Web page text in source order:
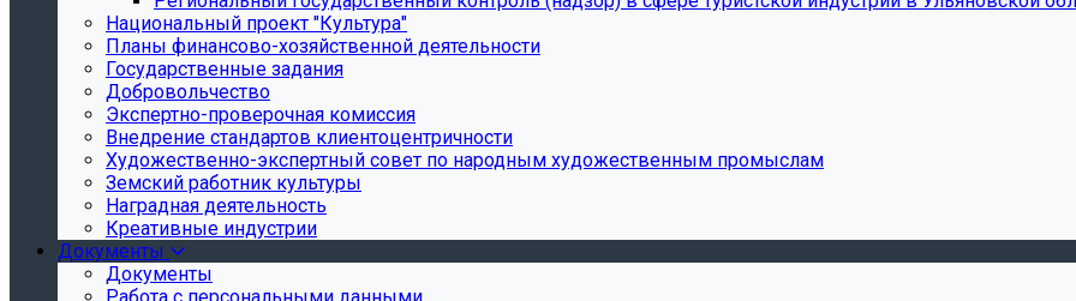
Национальный проект "Культура"
Планы финансово-хозяйственной деятельности
Государственные задания
Добровольчество
Экспертно-проверочная комиссия
Внедрение стандартов клиентоцентричности
Художественно-экспертный совет по народным художественным промыслам
Земский работник культуры
Наградная деятельность
Креативные индустрии
Документы
Документы